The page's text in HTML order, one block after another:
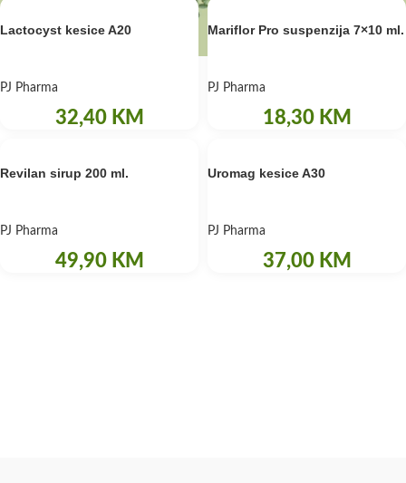
Lactocyst kesice A20
PJ Pharma
32,40 KM
Mariflor Pro suspenzija 7×10 ml.
PJ Pharma
18,30 KM
Revilan sirup 200 ml.
PJ Pharma
49,90 KM
Uromag kesice A30
PJ Pharma
37,00 KM